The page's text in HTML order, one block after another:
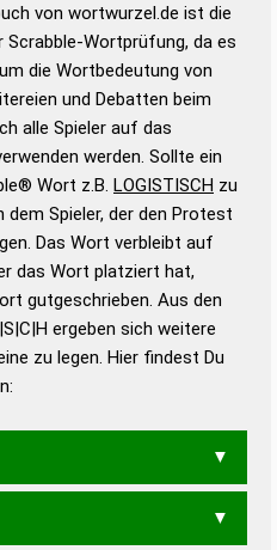
semantischen
Anhaltspunkte zu
und Wortform, um die
Scrabble-Spiel zu
Scrabble-
– Standardwerk in 12 Bänden
– Richtiges und gutes
– Die deutsche Grammatik
– Deutsches
von wortwurzel.de ist die
Wortprüfung, da es
die Wortbedeutung von
und Debatten beim
alle Spieler auf das
werden. Sollte ein
Wort z.B. LOGISTISCH zu
Spieler, der den Protest
Das Wort verbleibt auf
das Wort platziert hat,
gutgeschrieben. Aus den
ergeben sich weitere
zu legen. Hier findest Du